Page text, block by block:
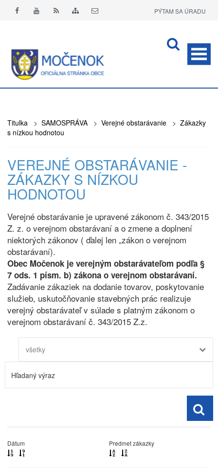
PÝTAM SA ÚRADU
Titulka > SAMOSPRÁVA > Verejné obstarávanie > Zákazky
s nízkou hodnotou
VEREJNÉ OBSTARÁVANIE -
ZÁKAZKY S NÍZKOU
HODNOTOU
Verejné obstarávanie je upravené zákonom č. 343/2015
Z. z. o verejnom obstarávaní a o zmene a doplnení
niektorých zákonov ( ďalej len „zákon o verejnom
obstarávaní).
Obec Močenok je verejným obstarávateľom podľa §
7 ods. 1 písm. b) zákona o verejnom obstarávaní.
Zadávanie zákaziek na dodanie tovarov, poskytovanie
služieb, uskutočňovanie stavebných prác realizuje
verejný obstarávateľ v súlade s platným zákonom o
verejnom obstarávaní č. 343/2015 Z.z.
všetky
Dátum Predmet zákazky